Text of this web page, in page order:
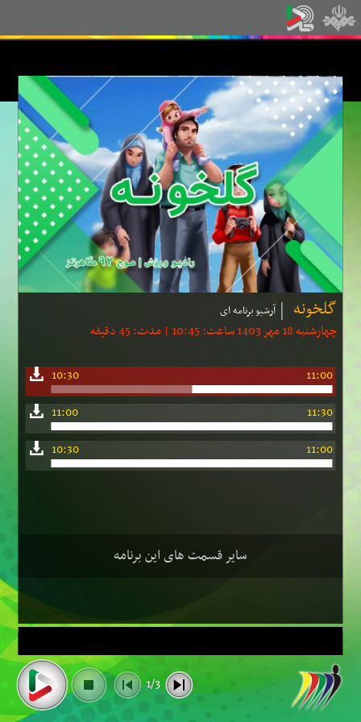
گلخونه آرشیو برنامه ای
چهارشنبه 18 مهر 1403 ساعت: 10:45 | مدت: 45 دقیقه
10:30
11:00
11:00
11:30
10:30
11:00
سایر قسمت های این برنامه
1/3